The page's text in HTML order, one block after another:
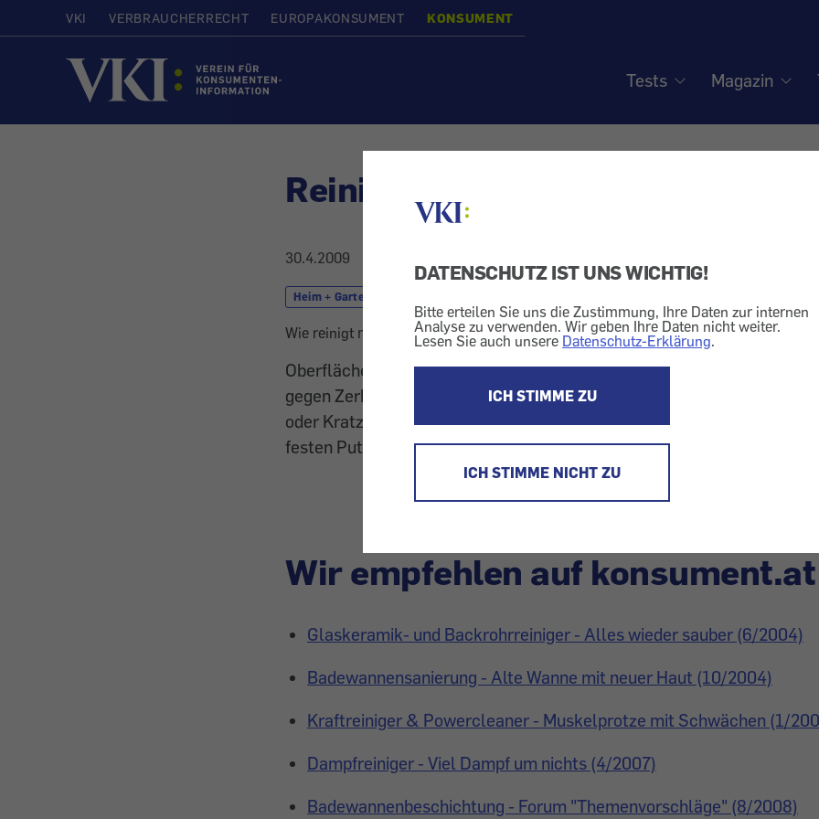
DATENSCHUTZ IST UNS WICHTIG!
Bitte erteilen Sie uns die Zustimmung, Ihre Daten zur internen
Analyse zu verwenden. Wir geben Ihre Daten nicht weiter.
Lesen Sie auch unsere Datenschutz-Erklärung.
ICH STIMME ZU
ICH STIMME NICHT ZU
VKI VERBRAUCHERRECHT EUROPAKONSUMENT KONSUMENT
Startseite
Tests Magazin
Reinigungsmittel - Pflegetipps
30.4.2009
Heim + Garten
Wie reinigt man Badewannen oder Waschtische aus Acryl?
Oberflächen aus Acryl sind empfindlich
gegen Zerkratzen. Daher darf man zum Reinigen keine Scheuermittel
oder Kratzschwämme verwenden, sondern flüssige Sanitärreiniger für
festen Putzkörper enthalten.
Wir empfehlen auf konsument.at
Glaskeramik- und Backrohrreiniger - Alles wieder sauber (6/2004)
Badewannensanierung - Alte Wanne mit neuer Haut (10/2004)
Kraftreiniger & Powercleaner - Muskelprotze mit Schwächen (1/
Dampfreiniger - Viel Dampf um nichts (4/2007)
Badewannenbeschichtung - Forum "Themenvorschläge" (8/2008)